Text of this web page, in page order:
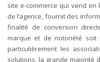
site e-commerce qui vend
de l’agence, fournit des
finalité de conversion
marque et de notoriété soit
particulièrement les
solutions, la grande majorité